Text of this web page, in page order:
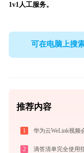
1v1人工服务。
可在电脑上搜
推荐内容
1
2